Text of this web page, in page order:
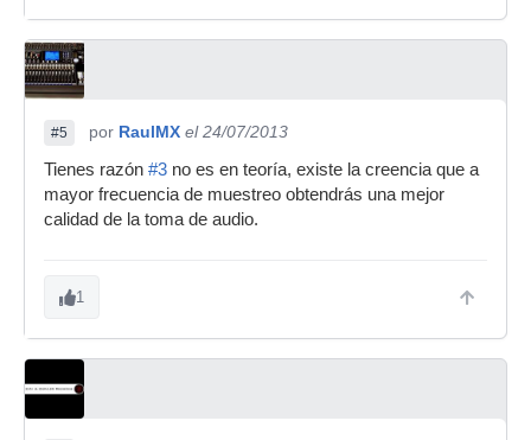
#5 por RaulMX el 24/07/2013
Tienes razón #3 no es en teoría, existe la creencia que a
mayor frecuencia de muestreo obtendrás una mejor
calidad de la toma de audio.
1